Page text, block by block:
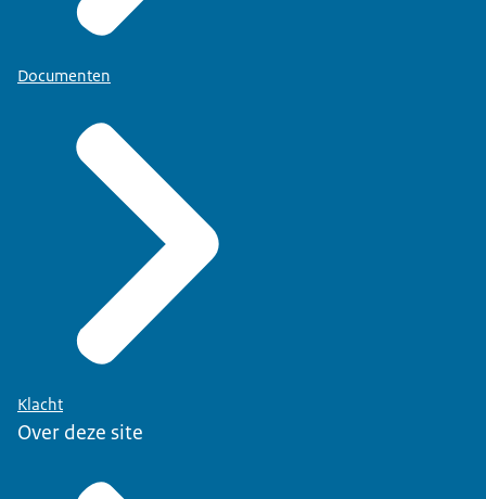
Documenten
Klacht
Over deze site